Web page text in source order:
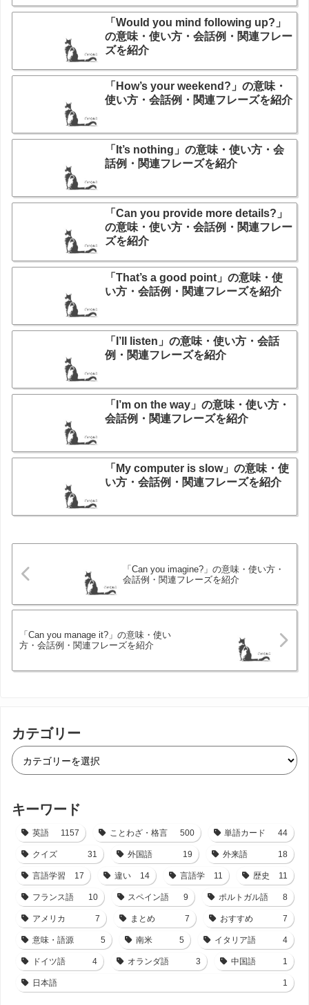
「Would you mind following up?」
の意味・使い方・会話例・関連フレー
ズを紹介
「How’s your weekend?」の意味・
使い方・会話例・関連フレーズを紹介
「It’s nothing」の意味・使い方・会
話例・関連フレーズを紹介
「Can you provide more details?」
の意味・使い方・会話例・関連フレー
ズを紹介
「That’s a good point」の意味・使
い方・会話例・関連フレーズを紹介
「I’ll listen」の意味・使い方・会話
例・関連フレーズを紹介
「I’m on the way」の意味・使い方・
会話例・関連フレーズを紹介
「My computer is slow」の意味・使
い方・会話例・関連フレーズを紹介
「Can you imagine?」の意味・使い方・
会話例・関連フレーズを紹介
「Can you manage it?」の意味・使い
方・会話例・関連フレーズを紹介
カテゴリー
キーワード
英語 1157 ことわざ・格言 500 単語カード 44
クイズ 31 外国語 19 外来語 18
言語学習 17 違い 14 言語学 11 歴史 11
フランス語 10 スペイン語 9 ポルトガル語 8
アメリカ 7 まとめ 7 おすすめ 7
意味・語源 5 南米 5 イタリア語 4
ドイツ語 4 オランダ語 3 中国語 1
日本語 1